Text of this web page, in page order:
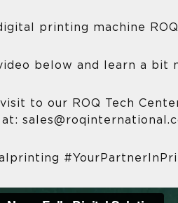
printing machine
below and learn a bit
to our ROQ Tech